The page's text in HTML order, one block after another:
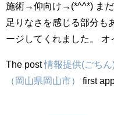
施術→仰向け→(*^^*) まだ
足りなさを感じる部分も
ージしてくれました。 オ
The post情報提供(ごち
（岡山県岡山市）
first